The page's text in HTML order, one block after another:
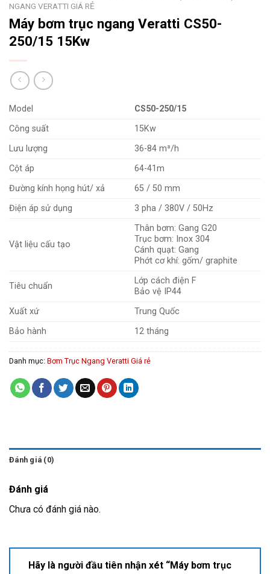
NGANG VERATTI GIÁ RẺ
Máy bơm trục ngang Veratti CS50-
250/15 15Kw
Model
CS50-250/15
Công suất
15Kw
Lưu lượng
36-84 m³/h
Cột áp
64-41m
Đường kính họng hút/ xả
65 / 50 mm
Điện áp sử dụng
3 pha / 380V / 50Hz
Vật liệu cấu tạo
Thân bơm: Gang G20
Trục bơm: Inox 304
Cánh quạt: Gang
Phớt cơ khí: gốm/ graphite
Tiêu chuẩn
Lớp cách điện F
Bảo vệ IP44
Xuất xứ
Trung Quốc
Bảo hành
12 tháng
Danh mục: Bơm Trục Ngang Veratti Giá rẻ
Đánh giá (0)
Đánh giá
Chưa có đánh giá nào.
Hãy là người đầu tiên nhận xét “Máy bơm trục